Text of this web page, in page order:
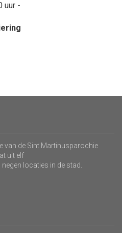
uur -
van de Sint Martinusparochie
uit elf
locaties in de stad.